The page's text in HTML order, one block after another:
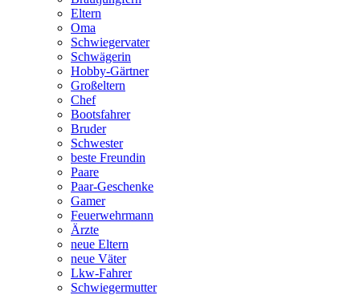
Eltern
Oma
Schwiegervater
Schwägerin
Hobby-Gärtner
Großeltern
Chef
Bootsfahrer
Bruder
Schwester
beste Freundin
Paare
Paar-Geschenke
Gamer
Feuerwehrmann
Ärzte
neue Eltern
neue Väter
Lkw-Fahrer
Schwiegermutter